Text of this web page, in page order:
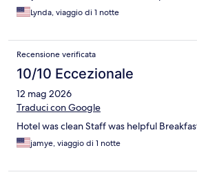
Lynda, viaggio di 1 notte
Recensione verificata
10/10 Eccezionale
12 mag 2026
Traduci con Google
Hotel was clean Staff was helpful
jamye, viaggio di 1 notte